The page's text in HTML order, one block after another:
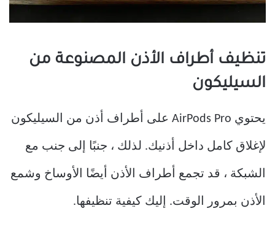
تنظيف أطراف الأذن المصنوعة من
السيليكون
يحتوي AirPods Pro على أطراف أذن من السيليكون
لإغلاق كامل داخل أذنيك. لذلك ، جنبًا إلى جنب مع
الشبكة ، قد تجمع أطراف الأذن أيضًا الأوساخ وشمع
الأذن بمرور الوقت. إليك كيفية تنظيفها.